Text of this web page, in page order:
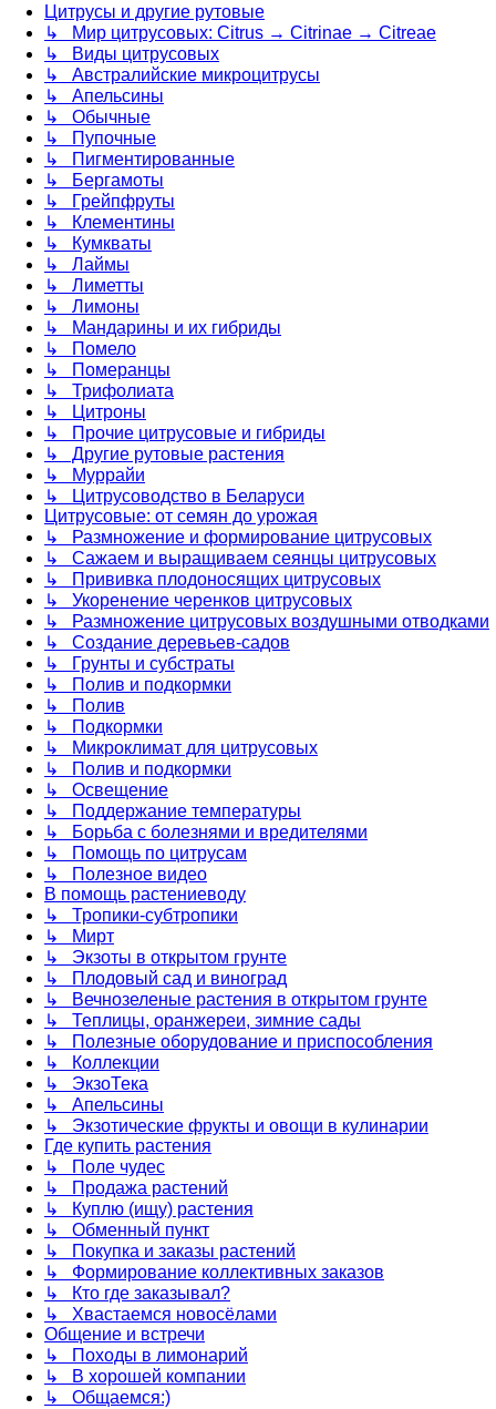
Цитрусы и другие рутовые
↳ Мир цитрусовых: Citrus → Citrinae → Citreae
↳ Виды цитрусовых
↳ Австралийские микроцитрусы
↳ Апельсины
↳ Обычные
↳ Пупочные
↳ Пигментированные
↳ Бергамоты
↳ Грейпфруты
↳ Клементины
↳ Кумкваты
↳ Лаймы
↳ Лиметты
↳ Лимоны
↳ Мандарины и их гибриды
↳ Помело
↳ Померанцы
↳ Трифолиата
↳ Цитроны
↳ Прочие цитрусовые и гибриды
↳ Другие рутовые растения
↳ Муррайи
↳ Цитрусоводство в Беларуси
Цитрусовые: от семян до урожая
↳ Размножение и формирование цитрусовых
↳ Сажаем и выращиваем сеянцы цитрусовых
↳ Прививка плодоносящих цитрусовых
↳ Укоренение черенков цитрусовых
↳ Размножение цитрусовых воздушными отводками
↳ Создание деревьев-садов
↳ Грунты и субстраты
↳ Полив и подкормки
↳ Полив
↳ Подкормки
↳ Микроклимат для цитрусовых
↳ Полив и подкормки
↳ Освещение
↳ Поддержание температуры
↳ Борьба с болезнями и вредителями
↳ Помощь по цитрусам
↳ Полезное видео
В помощь растениеводу
↳ Тропики-субтропики
↳ Мирт
↳ Экзоты в открытом грунте
↳ Плодовый сад и виноград
↳ Вечнозеленые растения в открытом грунте
↳ Теплицы, оранжереи, зимние сады
↳ Полезные оборудование и приспособления
↳ Коллекции
↳ ЭкзоТека
↳ Апельсины
↳ Экзотические фрукты и овощи в кулинарии
Где купить растения
↳ Поле чудес
↳ Продажа растений
↳ Куплю (ищу) растения
↳ Обменный пункт
↳ Покупка и заказы растений
↳ Формирование коллективных заказов
↳ Кто где заказывал?
↳ Хвастаемся новосёлами
Общение и встречи
↳ Походы в лимонарий
↳ В хорошей компании
↳ Общаемся:)